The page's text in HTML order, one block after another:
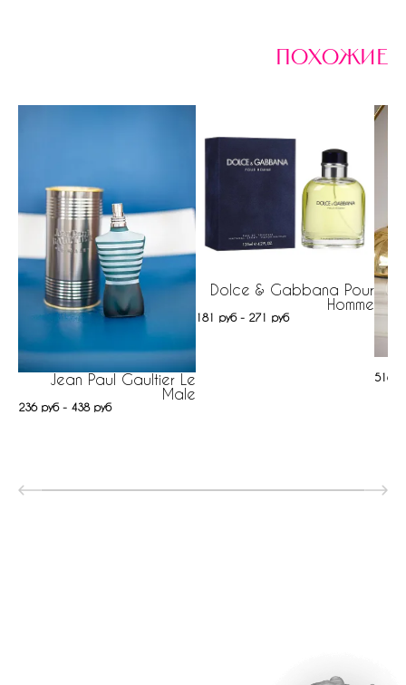
похожие
Jean Paul Gaultier Le
Male
236 руб - 438 руб
Dolce & Gabbana Pour
Homme
181 руб - 271 руб
516